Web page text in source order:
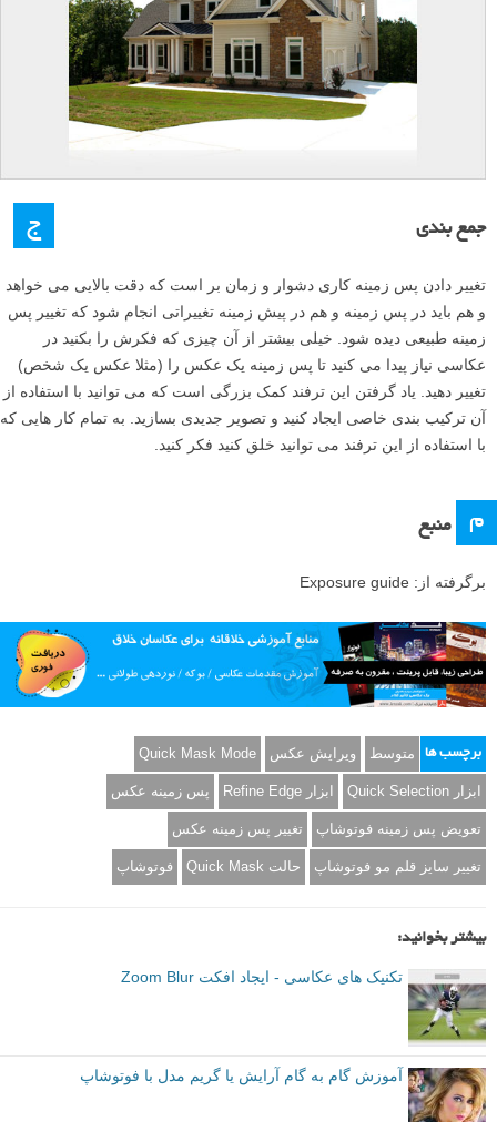
ج جمع بندی
تغییر دادن پس زمینه کاری دشوار و زمان بر است که دقت بالایی می خواهد
و هم باید در پس زمینه و هم در پیش زمینه تغییراتی انجام شود که تغییر پس
زمینه طبیعی دیده شود. خیلی بیشتر از آن چیزی که فکرش را بکنید در
عکاسی نیاز پیدا می کنید تا پس زمینه یک عکس را (مثلا عکس یک شخص)
تغییر دهید. یاد گرفتن این ترفند کمک بزرگی است که می توانید با استفاده از
آن ترکیب بندی خاصی ایجاد کنید و تصویر جدیدی بسازید. به تمام کار هایی که
با استفاده از این ترفند می توانید خلق کنید فکر کنید.
م منبع
برگرفته از: Exposure guide
برچسب ها متوسط ویرایش عکس Quick Mask Mode
ابزار Quick Selection ابزار Refine Edge پس زمینه عکس
تعویض پس زمینه فوتوشاپ تغییر پس زمینه عکس
تغییر سایز قلم مو فوتوشاپ حالت Quick Mask فوتوشاپ
بیشتر بخوانید:
تکنیک های عکاسی - ایجاد افکت Zoom Blur
آموزش گام به گام آرایش یا گریم مدل با فوتوشاپ